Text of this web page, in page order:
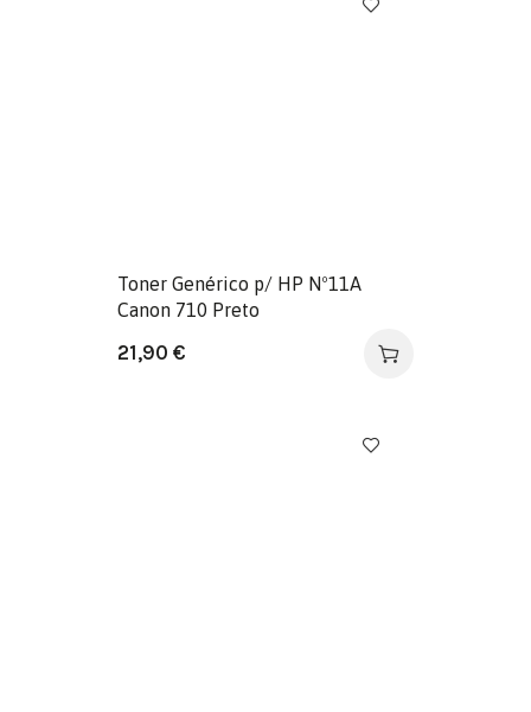
Toner Genérico p/ HP Nº11A
Canon 710 Preto
21,90 €